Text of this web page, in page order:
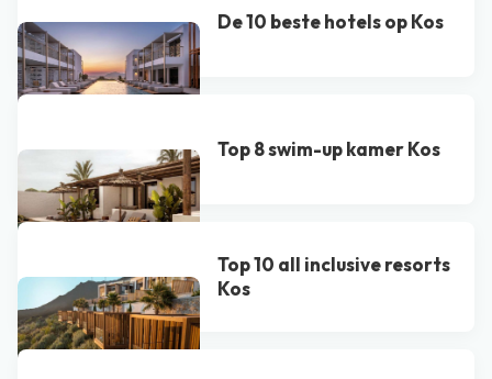
De 10 beste hotels op Kos
Top 8 swim-up kamer Kos
Top 10 all inclusive resorts
Kos